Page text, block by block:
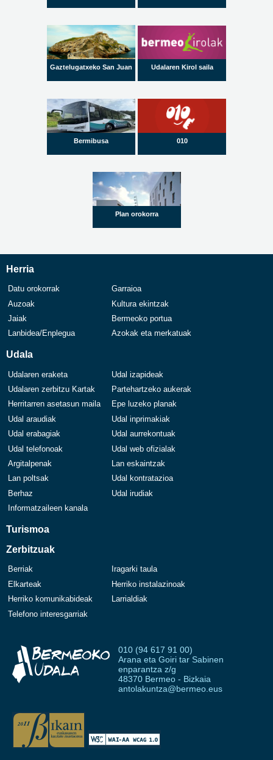
Gaztelugatxeko San Juan Udalaren Kirol saila
Bermibusa 010
Plan orokorra
Herria
Datu orokorrak
Garraioa
Auzoak
Kultura ekintzak
Jaiak
Bermeoko portua
Lanbidea/Enplegua
Azokak eta merkatuak
Udala
Udalaren eraketa
Udal izapideak
Udalaren zerbitzu Kartak
Partehartzeko aukerak
Herritarren asetasun maila
Epe luzeko planak
Udal araudiak
Udal inprimakiak
Udal erabagiak
Udal aurrekontuak
Udal telefonoak
Udal web ofizialak
Argitalpenak
Lan eskaintzak
Lan poltsak
Udal kontratazioa
Berhaz
Udal irudiak
Informatzaileen kanala
Turismoa
Zerbitzuak
Berriak
Iragarki taula
Elkarteak
Herriko instalazinoak
Herriko komunikabideak
Larrialdiak
Telefono interesgarriak
010 (94 617 91 00)
Arana eta Goiri tar Sabinen
enparantza z/g
48370 Bermeo - Bizkaia
antolakuntza@bermeo.eus